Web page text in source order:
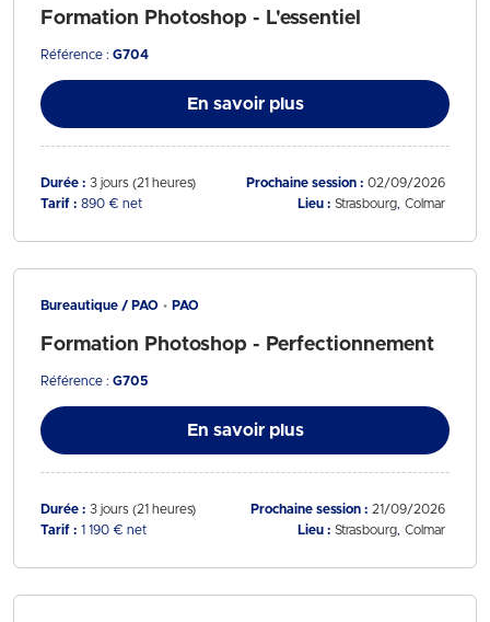
Formation Photoshop - L'essentiel
Référence : G704
En savoir plus
Durée : 3 jours (21 heures) Prochaine session : 02/09/2026
Tarif : 890 € net Lieu : Strasbourg Colmar
Bureautique / PAO PAO
Formation Photoshop - Perfectionnement
Référence : G705
En savoir plus
Durée : 3 jours (21 heures) Prochaine session : 21/09/2026
Tarif : 1 190 € net Lieu : Strasbourg Colmar